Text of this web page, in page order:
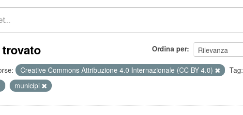
Ordina per
Creative Commons Attribuzione 4.0 Internazionale (CC BY 4.0)
Tag:
municipi